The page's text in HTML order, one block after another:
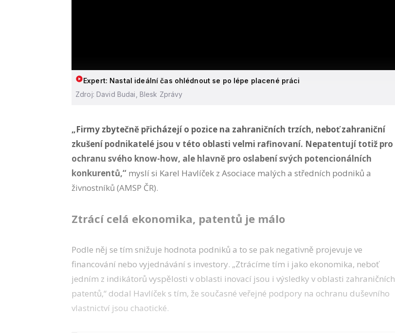
Expert: Nastal ideální čas ohlédnout se po lépe placené práci
Zdroj: David Budai, Blesk Zprávy
„Firmy zbytečně přicházejí o pozice na zahraničních trzích, neboť zahraniční
zkušení podnikatelé jsou v této oblasti velmi rafinovaní. Nepatentují totiž pro
ochranu svého know-how, ale hlavně pro oslabení svých potencionálních
konkurentů,“ myslí si Karel Havlíček z Asociace malých a středních podniků a
živnostníků (AMSP ČR).
Ztrácí celá ekonomika, patentů je málo
Podle něj se tím snižuje hodnota podniků a to se pak negativně projevuje ve
financování nebo vyjednávání s investory. „Ztrácíme tím i jako ekonomika, neboť
jedním z indikátorů vyspělosti v oblasti inovací jsou i výsledky v oblasti zahraničních
patentů,“ dodal Havlíček s tím, že současné veřejné podpory na ochranu duševního
vlastnictví jsou chaotické.